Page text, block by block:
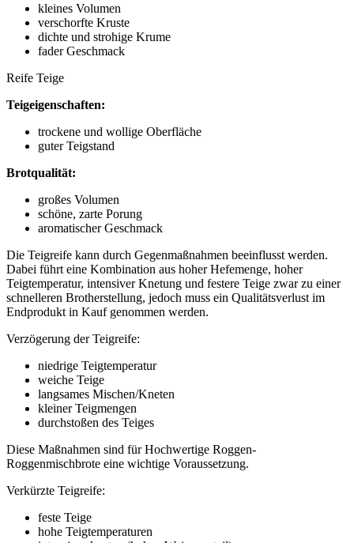
kleines Volumen
verschorfte Kruste
dichte und strohige Krume
fader Geschmack
Reife Teige
Teigeigenschaften:
trockene und wollige Oberfläche
guter Teigstand
Brotqualität:
großes Volumen
schöne, zarte Porung
aromatischer Geschmack
Die Teigreife kann durch Gegenmaßnahmen beeinflusst werden.
Dabei führt eine Kombination aus hoher Hefemenge, hoher
Teigtemperatur, intensiver Knetung und festere Teige zwar zu einer
schnelleren Brotherstellung, jedoch muss ein Qualitätsverlust im
Endprodukt in Kauf genommen werden.
Verzögerung der Teigreife:
niedrige Teigtemperatur
weiche Teige
langsames Mischen/Kneten
kleiner Teigmengen
durchstoßen des Teiges
Diese Maßnahmen sind für Hochwertige Roggen-
Roggenmischbrote eine wichtige Voraussetzung.
Verkürzte Teigreife:
feste Teige
hohe Teigtemperaturen